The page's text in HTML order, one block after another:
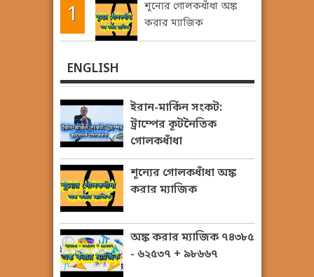
শূন্যের গোলকধাঁধা অঙ্ক
করার ম্যাজিক
ENGLISH
ইরান-মার্কিন সংকট:
ট্রাম্পের কূটনৈতিক
গোলকধাঁধা
শূন্যের গোলকধাঁধা অঙ্ক
করার ম্যাজিক
অঙ্ক করার ম্যাজিক ৭৪৩৮৫
- ৬২৫৩৭ + ৯৮৬৬৭